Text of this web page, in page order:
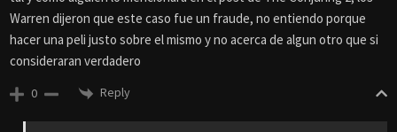
Warren dijeron que este caso fue un fraude, no entiendo porque
hacer una peli justo sobre el mismo y no acerca de algun otro que si
consideraran verdadero
0 Reply